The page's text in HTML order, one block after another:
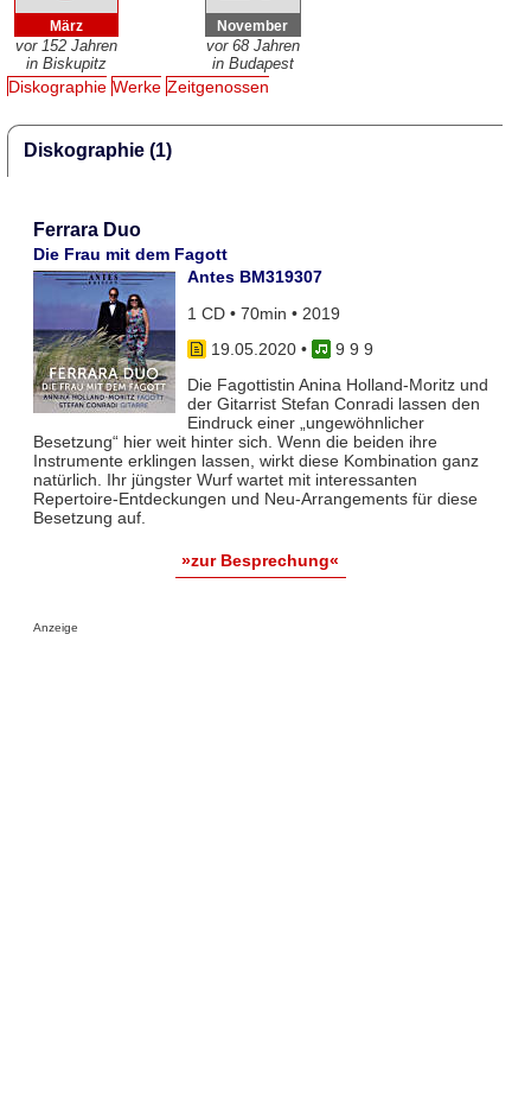
März
vor 152 Jahren
in Biskupitz
November
vor 68 Jahren
in Budapest
Diskographie Werke Zeitgenossen
Diskographie (1)
Ferrara Duo
Die Frau mit dem Fagott
Antes BM319307
1 CD • 70min • 2019
19.05.2020•
9 9 9
Die Fagottistin Anina Holland-Moritz und
der Gitarrist Stefan Conradi lassen den
Eindruck einer „ungewöhnlicher
Besetzung“ hier weit hinter sich. Wenn die beiden ihre
Instrumente erklingen lassen, wirkt diese Kombination ganz
natürlich. Ihr jüngster Wurf wartet mit interessanten
Repertoire-Entdeckungen und Neu-Arrangements für diese
Besetzung auf.
»zur Besprechung«
Anzeige